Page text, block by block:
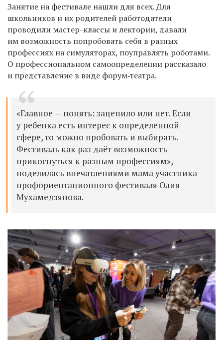
Занятие на фестивале нашли для всех. Для
школьников и их родителей работодатели
проводили мастер-классы и лектории, давали
им возможность попробовать себя в разных
профессиях на симуляторах, поуправлять роботами.
О профессиональном самоопределении рассказало
и представление в виде форум‑театра.
«Главное — понять: зацепило или нет. Если
у ребенка есть интерес к определенной
сфере, то можно пробовать и выбирать.
Фестиваль как раз даёт возможность
прикоснуться к разным профессиям», —
поделилась впечатлениями мама участника
профориентационного фестиваля Олия
Мухамедзянова.